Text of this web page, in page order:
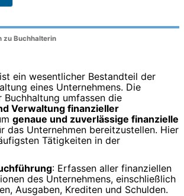
zu Buchhalterin
ein wesentlicher Bestandteil der
eines Unternehmens. Die
umfassen die
Verwaltung finanzieller
genaue und zuverlässige finanzielle
das Unternehmen bereitzustellen. Hier
Tätigkeiten in der
: Erfassen aller finanziellen
des Unternehmens, einschließlich
Ausgaben, Krediten und Schulden.